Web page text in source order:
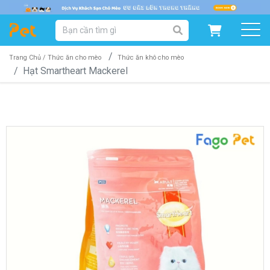
DANH MỤC SẢN PHẨM
SẢN PHẨM DÀNH CHO MÈO SẢN PHẨM DÀNH CHO CHÓ
Trang Chủ / Thức ăn cho mèo Thức ăn khô cho mèo
Hạt Smartheart Mackerel